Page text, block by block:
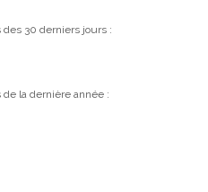
30 derniers jours :
la dernière année :